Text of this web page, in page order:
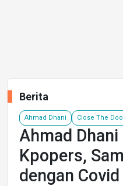
Berita
Ahmad Dhani Close The
Ahmad Dhani
Kpopers,
dengan Covid